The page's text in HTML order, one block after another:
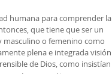
humana para comprender la
que tiene que ser un
masculino o femenino como
plena e integrada visión
de Dios, como insistían